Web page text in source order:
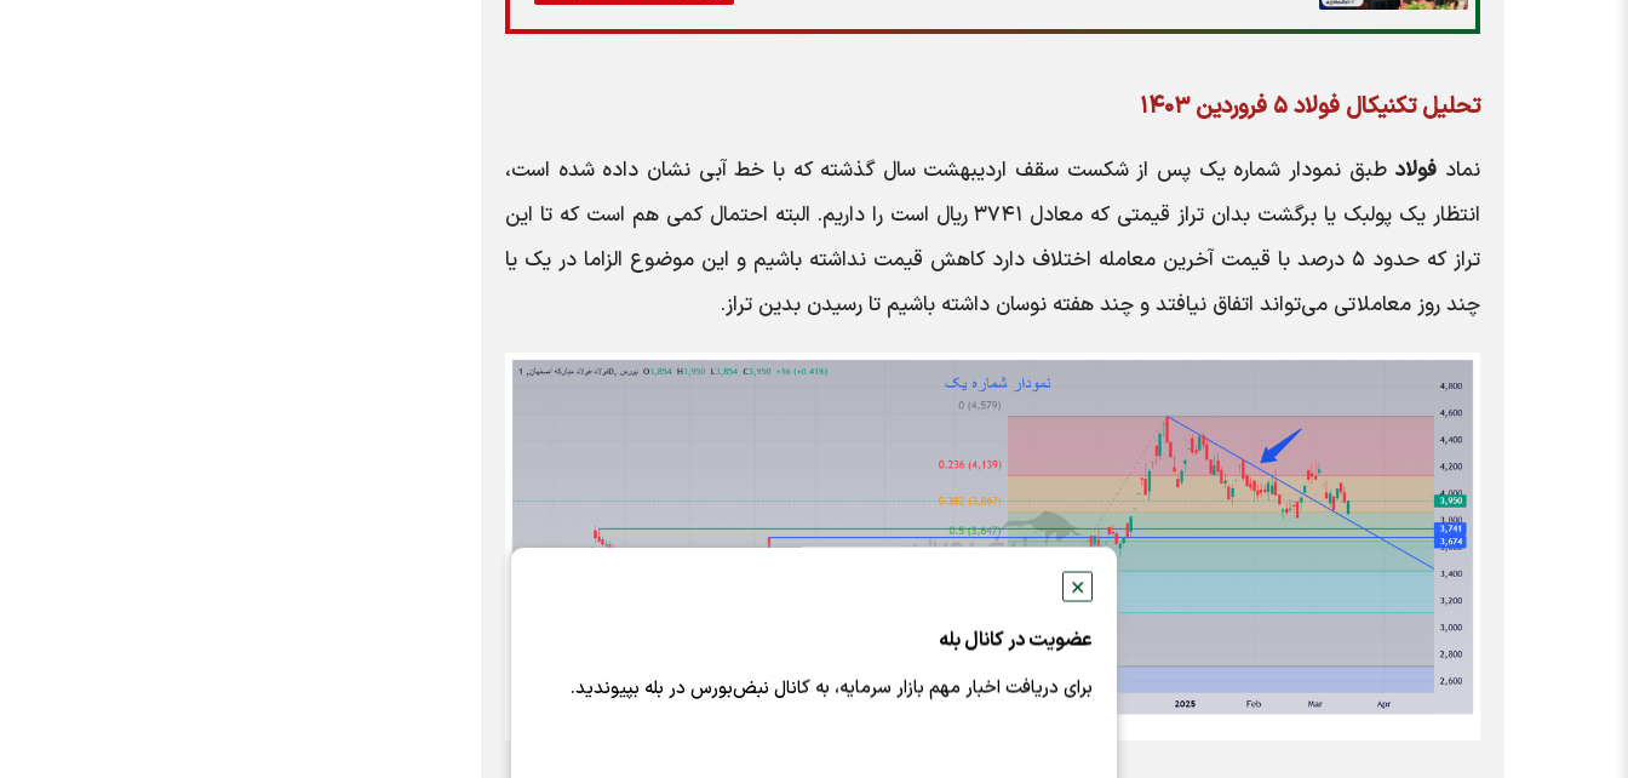
✕
عضویت در کانال بله
برای دریافت اخبار مهم بازار سرمایه، به کانال نبض‌بورس در بله بپیوندید.
تحلیل تکنیکال فولاد ۵ فروردین ۱۴۰۳
نماد فولاد طبق نمودار شماره یک پس از شکست سقف اردیبهشت سال گذشته که با خط آبی نشان داده شده است،
انتظار یک پولبک یا برگشت بدان تراز قیمتی که معادل ۳۷۴۱ ریال است را داریم. البته احتمال کمی هم است که تا این
تراز که حدود ۵ درصد با قیمت آخرین معامله اختلاف دارد کاهش قیمت نداشته باشیم و این موضوع الزاما در یک یا
چند روز معاملاتی می‌تواند اتفاق نیافتد و چند هفته نوسان داشته باشیم تا رسیدن بدین تراز.